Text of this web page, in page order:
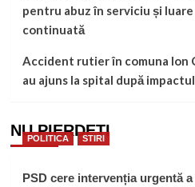
pentru abuz în serviciu și
continuată
Accident rutier în comuna Ion
au ajuns la spital după
NU PIERDEȚI
POLITICA STIRI
PSD cere intervenția urgentă